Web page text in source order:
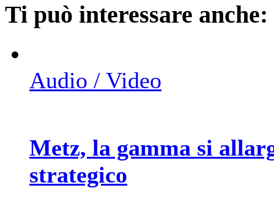
Ti può interessare anche:
Audio / Video
Metz, la gamma si
strategico